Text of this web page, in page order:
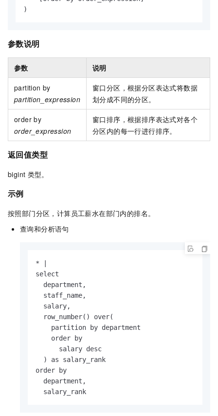
)
参数说明
参数 说明
partition by
partition_expression
窗口分区，根据分区表达式将数据
划分成不同的分区。
order by
order_expression
窗口排序，根据排序表达式对各个
分区内的每一行进行排序。
返回值类型
bigint 类型。
示例
按照部门分区，计算员工薪水在部门内的排名。
查询和分析语句
* |
select
  department,
  staff_name,
  salary,
  row_number() over(
    partition by department
    order by
      salary desc
  ) as salary_rank
order by
  department,
  salary_rank